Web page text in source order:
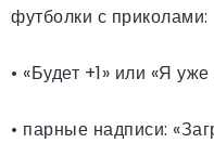
футболки с приколами:
• «Будет +1» или «Я
• парные надписи: